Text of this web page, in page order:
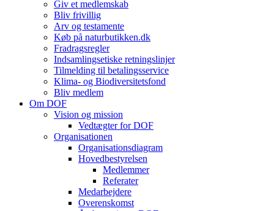
Giv et medlemskab
Bliv frivillig
Arv og testamente
Køb på naturbutikken.dk
Fradragsregler
Indsamlingsetiske retningslinjer
Tilmelding til betalingsservice
Klima- og Biodiversitetsfond
Bliv medlem
Om DOF
Vision og mission
Vedtægter for DOF
Organisationen
Organisationsdiagram
Hovedbestyrelsen
Medlemmer
Referater
Medarbejdere
Overenskomst